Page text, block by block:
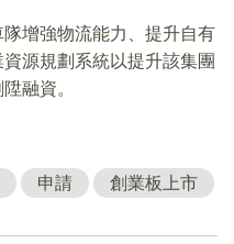
增強物流能力、提升自有
源規劃系統以提升該集團
融資。
申請 創業板上市